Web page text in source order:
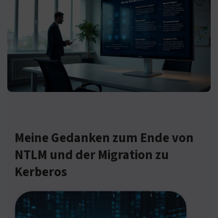
Meine Gedanken zum Ende von
NTLM und der Migration zu
Kerberos